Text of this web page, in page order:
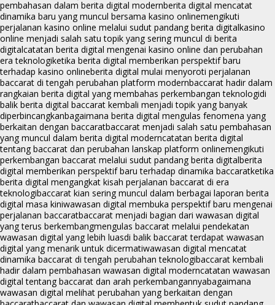
pembahasan dalam berita digital modernberita digital mencatat
dinamika baru yang muncul bersama kasino onlinemengikuti
perjalanan kasino online melalui sudut pandang berita digitalkasino
online menjadi salah satu topik yang sering muncul di berita
digitalcatatan berita digital mengenai kasino online dan perubahan
era teknologiketika berita digital memberikan perspektif baru
terhadap kasino onlineberita digital mulai menyoroti perjalanan
baccarat di tengah perubahan platform modernbaccarat hadir dalam
rangkaian berita digital yang membahas perkembangan teknologidi
balik berita digital baccarat kembali menjadi topik yang banyak
diperbincangkanbagaimana berita digital mengulas fenomena yang
berkaitan dengan baccaratbaccarat menjadi salah satu pembahasan
yang muncul dalam berita digital moderncatatan berita digital
tentang baccarat dan perubahan lanskap platform onlinemengikuti
perkembangan baccarat melalui sudut pandang berita digitalberita
digital memberikan perspektif baru terhadap dinamika baccaratketika
berita digital mengangkat kisah perjalanan baccarat di era
teknologibaccarat kian sering muncul dalam berbagai laporan berita
digital masa kiniwawasan digital membuka perspektif baru mengenai
perjalanan baccaratbaccarat menjadi bagian dari wawasan digital
yang terus berkembangmengulas baccarat melalui pendekatan
wawasan digital yang lebih luasdi balik baccarat terdapat wawasan
digital yang menarik untuk dicermatiwawasan digital mencatat
dinamika baccarat di tengah perubahan teknologibaccarat kembali
hadir dalam pembahasan wawasan digital moderncatatan wawasan
digital tentang baccarat dan arah perkembangannyabagaimana
wawasan digital melihat perubahan yang berkaitan dengan